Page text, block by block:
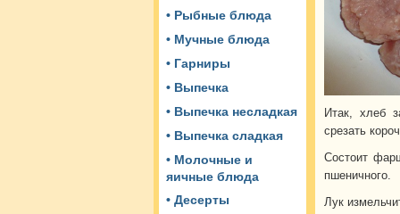
• Рыбные блюда
• Мучные блюда
• Гарниры
• Выпечка
• Выпечка несладкая
• Выпечка сладкая
• Молочные и
яичные блюда
• Десерты
Итак, хлеб
срезать
Состоит
пшеничного.
Лук